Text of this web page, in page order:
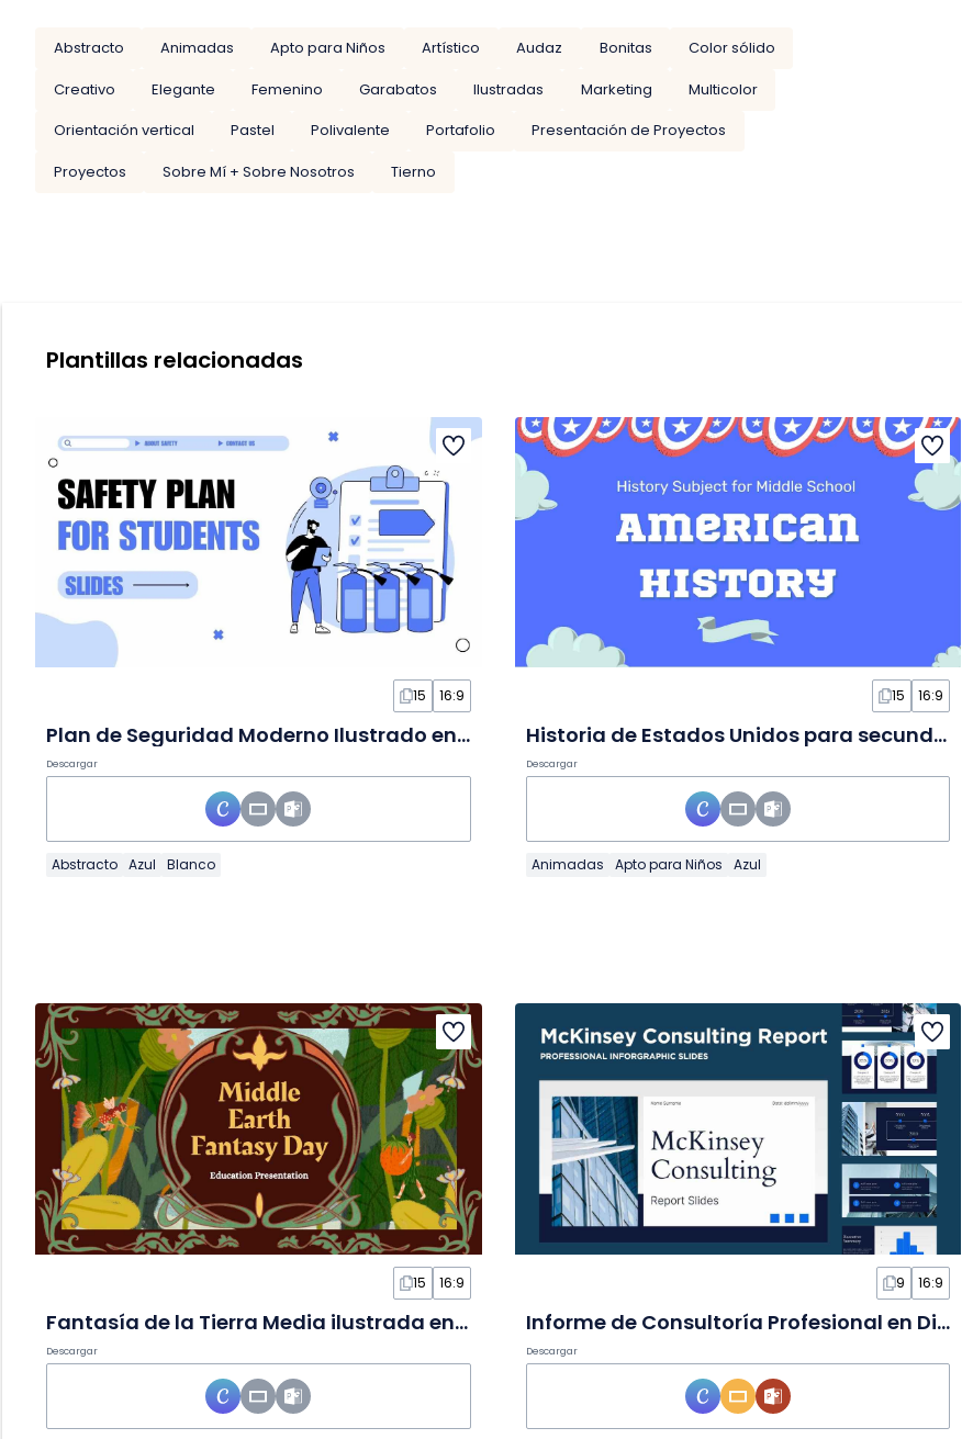
Abstracto Animadas Apto para Niños Artístico Audaz Bonitas
Color sólido
Creativo
Elegante Femenino Garabatos Ilustradas Marketing
Multicolor
Orientación vertical
Pastel Polivalente Portafolio
Presentación de Proyectos
Proyectos
Sobre Mí + Sobre Nosotros Tierno
Plantillas relacionadas
15 16:9
Plan de Seguridad Moderno Ilustrado en Diapositivas
Descargar
Abstracto Azul Blanco
15 16:9
Historia de Estados Unidos para secundaria en Diapositivas
Descargar
Animadas Apto para Niños Azul
15 16:9
Fantasía de la Tierra Media ilustrada en Diapositivas
Descargar
9 16:9
Informe de Consultoría Profesional en Diapositivas
Descargar